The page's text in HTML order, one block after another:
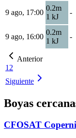
9 ago, 17:00
0.2m
1 kJ
-
9 ago, 16:00
0.2m
1 kJ
-
Anterior
1 2
Siguiente
Boyas
CFOSAT